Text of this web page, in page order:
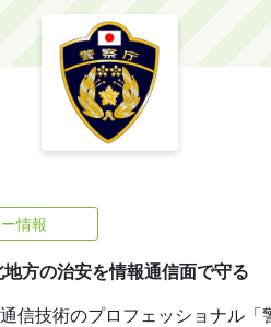
情報
地方の治安を情報通信面で守る
信技術のプロフェッショナル